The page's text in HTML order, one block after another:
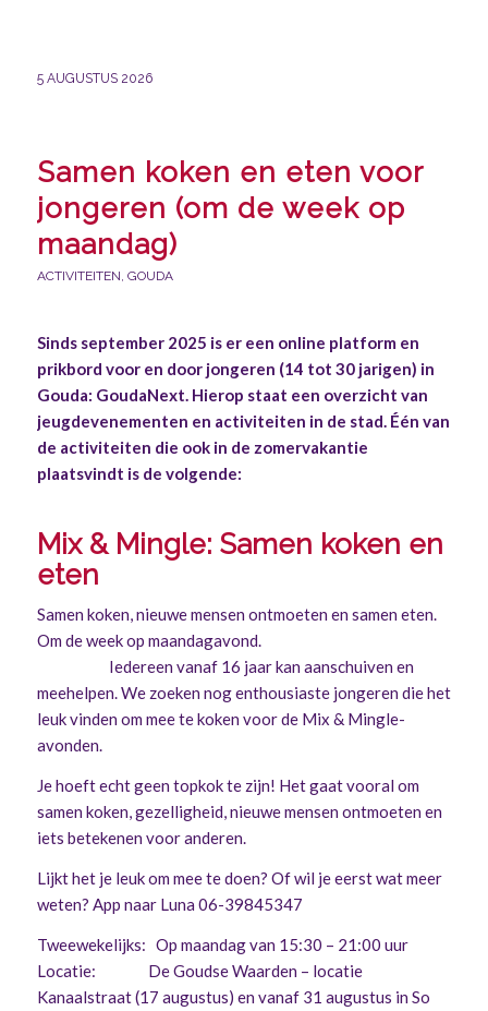
5 AUGUSTUS 2026
Samen koken en eten voor
jongeren (om de week op
maandag)
ACTIVITEITEN GOUDA
Sinds september 2025 is er een online platform en
prikbord voor en door jongeren (14 tot 30 jarigen) in
Gouda: GoudaNext. Hierop staat een overzicht van
jeugdevenementen en activiteiten in de stad. Één van
de activiteiten die ook in de zomervakantie
plaatsvindt is de volgende:
Mix & Mingle: Samen koken en
eten
Samen koken, nieuwe mensen ontmoeten en samen eten.
Om de week op maandagavond.
Iedereen vanaf 16 jaar kan aanschuiven en
meehelpen. We zoeken nog enthousiaste jongeren die het
leuk vinden om mee te koken voor de Mix & Mingle-
avonden.
Je hoeft echt geen topkok te zijn! Het gaat vooral om
samen koken, gezelligheid, nieuwe mensen ontmoeten en
iets betekenen voor anderen.
Lijkt het je leuk om mee te doen? Of wil je eerst wat meer
weten? App naar Luna 06-39845347
Tweewekelijks: Op maandag van 15:30 – 21:00 uur
Locatie: De Goudse Waarden – locatie
Kanaalstraat (17 augustus) en vanaf 31 augustus in So